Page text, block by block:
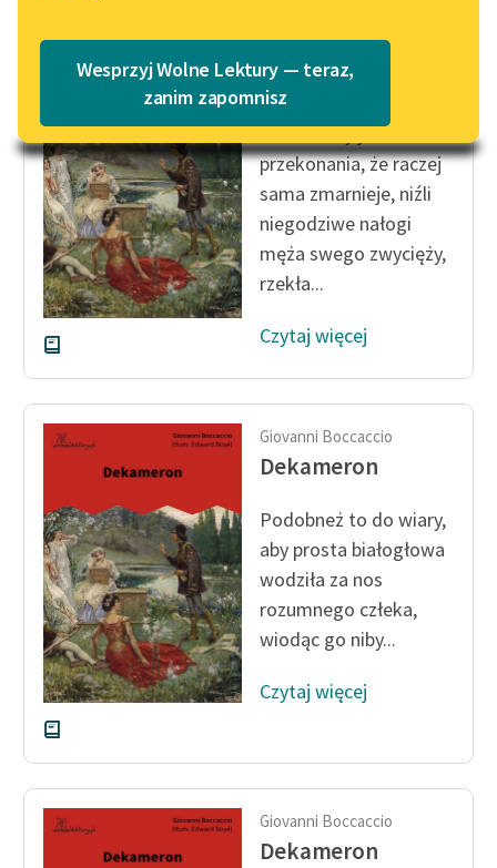
Lektury szkolne i klasyka
literatury do słuchania dla
uczennic i uczniów z
niepełnosprawnościami
E-kolekcja lektur
szkolnych i literatury do
słuchania dla uczennic i
uczniów z
niepełnosprawnościami
Feministyczne inspiracje.
skandynawskiej literatury
feministycznej
Kolekcje edukacyjne
twórców przechodzących
do domeny publicznej,
lektur szkolnych oraz
Starego Testamentu
Odkurzamy bohaterów
Szkoła Poezji Wolnych
Lektur
Katalog w formacie PDF
O nas
Wesprzyj Wolne Lektury — teraz,
zanim zapomnisz
Giovanni Boccaccio
Dekameron
Doszedłszy jednak do
przekonania, że raczej
sama zmarnieje, niźli
niegodziwe nałogi
męża swego zwycięży,
rzekła...
Czytaj więcej
Giovanni Boccaccio
Dekameron
Podobneż to do wiary,
aby prosta białogłowa
wodziła za nos
rozumnego człeka,
wiodąc go niby...
Czytaj więcej
Giovanni Boccaccio
Dekameron